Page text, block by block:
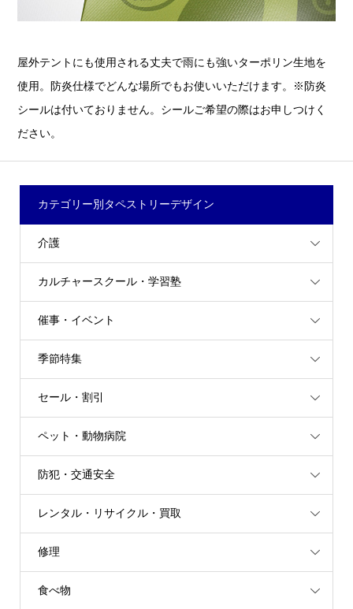
屋外テントにも使用される丈夫で雨にも強いターポリン生地を
使用。防炎仕様でどんな場所でもお使いいただけます。※防炎
シールは付いておりません。シールご希望の際はお申しつけく
ださい。
カテゴリー別タペストリーデザイン
介護
カルチャースクール・学習塾
催事・イベント
季節特集
セール・割引
ペット・動物病院
防犯・交通安全
レンタル・リサイクル・買取
修理
食べ物